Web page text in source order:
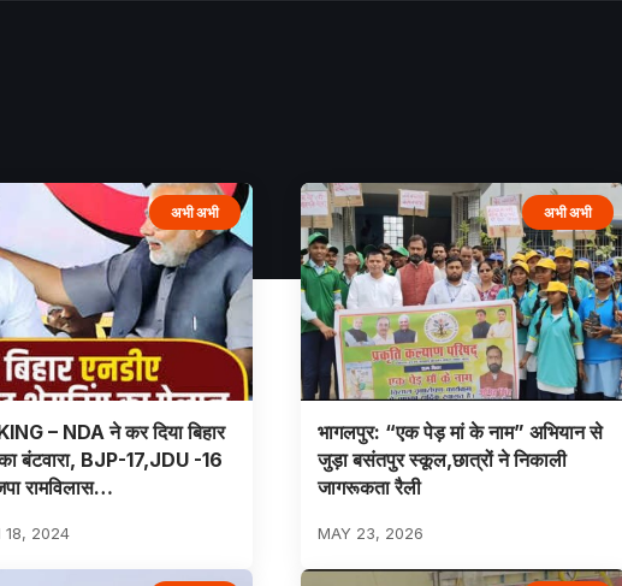
अभी अभी
– NDA ने कर दिया बिहार
बंटवारा, BJP-17,JDU -16
रामविलास…
18, 2024
अभी अभी
भागलपुर: “एक पेड़ मां के नाम” अभियान से
जुड़ा बसंतपुर स्कूल,छात्रों ने निकाली
जागरूकता रैली
MAY 23, 2026